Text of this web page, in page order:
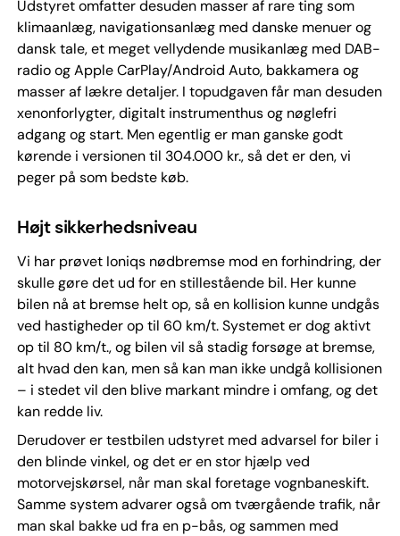
Udstyret omfatter desuden masser af rare ting som
klimaanlæg, navigationsanlæg med danske menuer og
dansk tale, et meget vellydende musikanlæg med DAB-
radio og Apple CarPlay/Android Auto, bakkamera og
masser af lækre detaljer. I topudgaven får man desuden
xenonforlygter, digitalt instrumenthus og nøglefri
adgang og start. Men egentlig er man ganske godt
kørende i versionen til 304.000 kr., så det er den, vi
peger på som bedste køb.
Højt sikkerhedsniveau
Vi har prøvet Ioniqs nødbremse mod en forhindring, der
skulle gøre det ud for en stillestående bil. Her kunne
bilen nå at bremse helt op, så en kollision kunne undgås
ved hastigheder op til 60 km/t. Systemet er dog aktivt
op til 80 km/t., og bilen vil så stadig forsøge at bremse,
alt hvad den kan, men så kan man ikke undgå kolli­sionen
– i stedet vil den blive markant mindre i omfang, og det
kan redde liv.
Derudover er testbilen udstyret med advarsel for biler i
den blinde vinkel, og det er en stor hjælp ved
motorvejskørsel, når man skal foretage vognbaneskift.
Samme system advarer også om tværgående trafik, når
man skal bakke ud fra en p-bås, og sammen med